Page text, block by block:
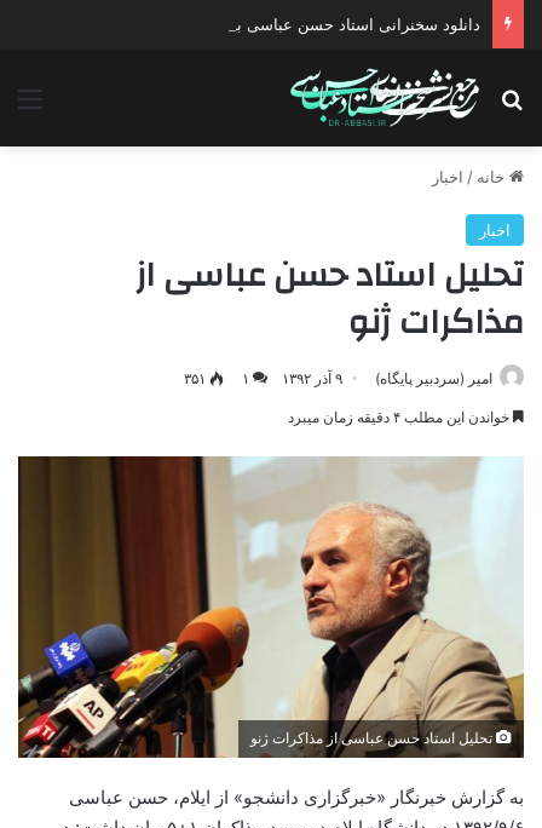
دانلود سخنرانی استاد حسن عباسی با موضوع چهار انتخاب ۱۴۰۰
جستجو برای
خانه / اخبار
اخبار
تحلیل استاد حسن عباسی از
مذاکرات ژنو
امیر (سردبیر پایگاه) ۹ آذر ۱۳۹۲ ۱ ۳۵۱
خواندن این مطلب ۴ دقیقه زمان میبرد
تحلیل استاد حسن عباسی از مذاکرات ژنو
به گزارش خبرنگار «خبرگزاری دانشجو» از ایلام، حسن عباسی